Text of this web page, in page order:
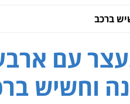
ברכב
עם
וחשיש